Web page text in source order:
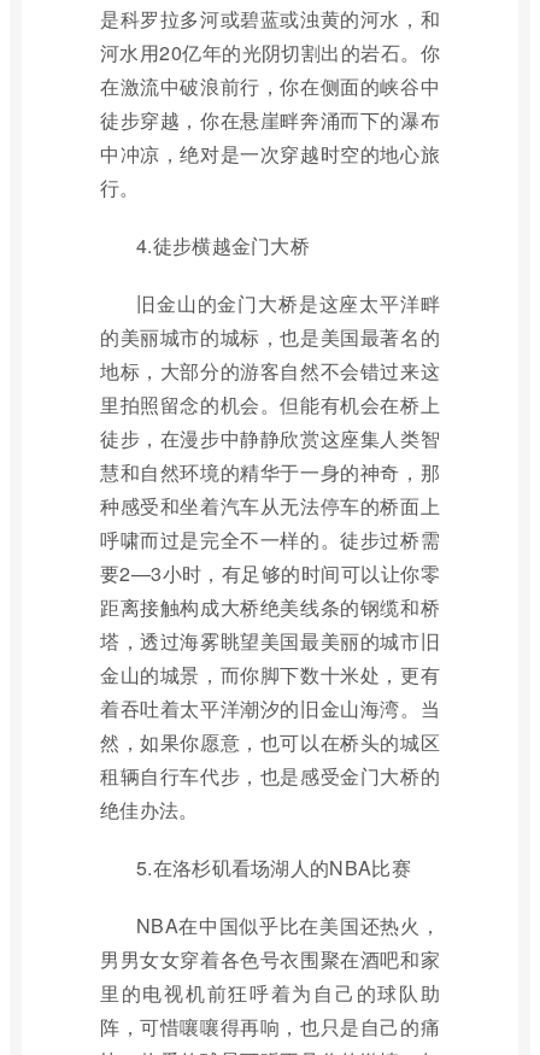
是科罗拉多河或碧蓝或浊黄的河水，和
河水用20亿年的光阴切割出的岩石。你
在激流中破浪前行，你在侧面的峡谷中
徒步穿越，你在悬崖畔奔涌而下的瀑布
中冲凉，绝对是一次穿越时空的地心旅
行。
4.徒步横越金门大桥
旧金山的金门大桥是这座太平洋畔
的美丽城市的城标，也是美国最著名的
地标，大部分的游客自然不会错过来这
里拍照留念的机会。但能有机会在桥上
徒步，在漫步中静静欣赏这座集人类智
慧和自然环境的精华于一身的神奇，那
种感受和坐着汽车从无法停车的桥面上
呼啸而过是完全不一样的。徒步过桥需
要2—3小时，有足够的时间可以让你零
距离接触构成大桥绝美线条的钢缆和桥
塔，透过海雾眺望美国最美丽的城市旧
金山的城景，而你脚下数十米处，更有
着吞吐着太平洋潮汐的旧金山海湾。当
然，如果你愿意，也可以在桥头的城区
租辆自行车代步，也是感受金门大桥的
绝佳办法。
5.在洛杉矶看场湖人的NBA比赛
NBA在中国似乎比在美国还热火，
男男女女穿着各色号衣围聚在酒吧和家
里的电视机前狂呼着为自己的球队助
阵，可惜嚷嚷得再响，也只是自己的痛